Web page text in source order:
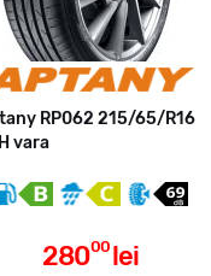
RP062 215/65/R16
vara
28000 lei